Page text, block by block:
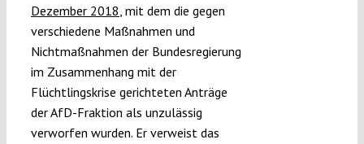
Dezember 2018, mit dem die gegen
verschiedene Maßnahmen und
Nichtmaßnahmen der Bundesregierung
im Zusammenhang mit der
Flüchtlingskrise gerichteten Anträge
der AfD-Fraktion als unzulässig
verworfen wurden. Er verweist das